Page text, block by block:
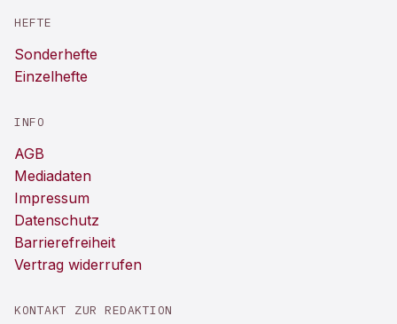
HEFTE
Sonderhefte
Einzelhefte
INFO
AGB
Mediadaten
Impressum
Datenschutz
Barrierefreiheit
Vertrag widerrufen
KONTAKT ZUR REDAKTION